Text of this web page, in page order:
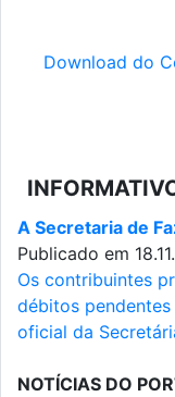
Download do
A Secretaria de
Publicado em
Os contribuintes
débitos
oficial da
NOTÍCIAS DO